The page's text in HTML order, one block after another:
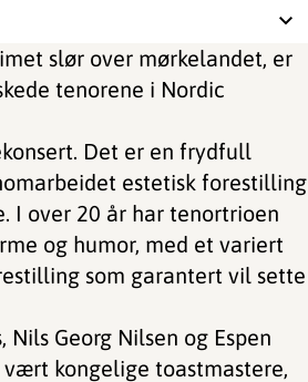
slør over mørkelandet, er
tenorene i Nordic
Det er en frydfull
estetisk forestilling
I over 20 år har tenortrioen
og humor, med et variert
som garantert vil sette
Nils Georg Nilsen og Espen
vært kongelige toastmastere,